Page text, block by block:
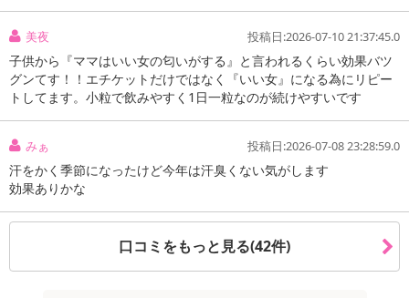
美夜 投稿日:2026-07-10 21:37:45.0
子供から『ママはいい女の匂いがする』と言われるくらい効果バツ
グンてす！！エチケットだけではなく『いい女』になる為にリピー
トしてます。小粒で飲みやすく1日一粒なのが続けやすいです
みぁ 投稿日:2026-07-08 23:28:59.0
汗をかく季節になったけど今年は汗臭くない気がします
効果ありかな
口コミをもっと見る(42件)